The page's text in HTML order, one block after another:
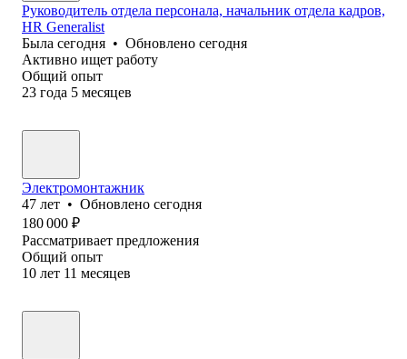
Руководитель отдела персонала, начальник отдела кадров,
HR Generalist
Была сегодня • Обновлено сегодня
Активно ищет работу
Общий опыт
23 года 5 месяцев
Электромонтажник
47 лет • Обновлено сегодня
180 000 ₽
Рассматривает предложения
Общий опыт
10 лет 11 месяцев